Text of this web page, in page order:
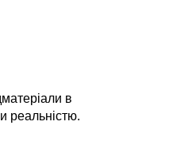
в
реальністю.